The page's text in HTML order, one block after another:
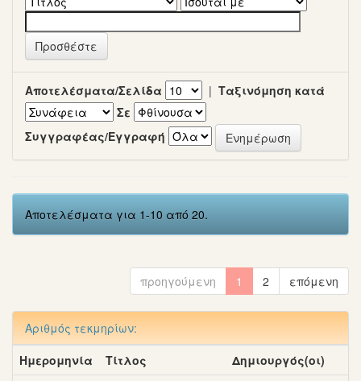
Αποτελέσματα/Σελίδα | Ταξινόμηση κατά
Σε
Συγγραφέας/Εγγραφή
Αποτελέσματα για 1-10 από 20.
προηγούμενη 1 2 επόμενη
Αριθμός τεκμηρίων:
Ημερομηνία
Τίτλος
Δημιουργός(οι)